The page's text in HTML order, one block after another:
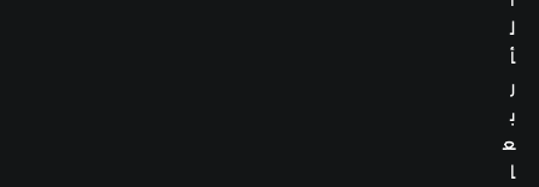
ل
أ
ر
ب
ع
ا